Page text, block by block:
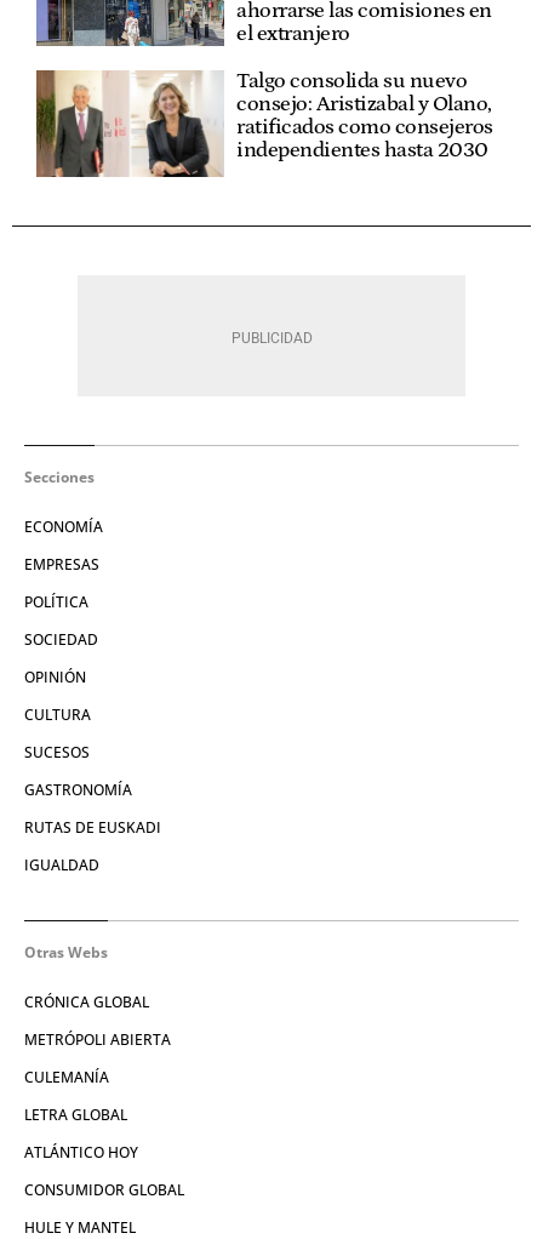
ahorrarse las comisiones en
el extranjero
Talgo consolida su nuevo
consejo: Aristizabal y Olano,
ratificados como consejeros
independientes hasta 2030
Secciones
ECONOMÍA
EMPRESAS
POLÍTICA
SOCIEDAD
OPINIÓN
CULTURA
SUCESOS
GASTRONOMÍA
RUTAS DE EUSKADI
IGUALDAD
Otras Webs
CRÓNICA GLOBAL
METRÓPOLI ABIERTA
CULEMANÍA
LETRA GLOBAL
ATLÁNTICO HOY
CONSUMIDOR GLOBAL
HULE Y MANTEL